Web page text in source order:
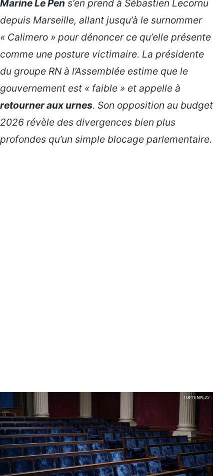
Marine Le Pen s’en prend à Sébastien Lecornu
depuis Marseille, allant jusqu’à le surnommer
« Calimero » pour dénoncer ce qu’elle présente
comme une posture victimaire. La présidente
du groupe RN à l’Assemblée estime que le
gouvernement est « faible » et appelle à
retourner aux urnes. Son opposition au budget
2026 révèle des divergences bien plus
profondes qu’un simple blocage parlementaire.